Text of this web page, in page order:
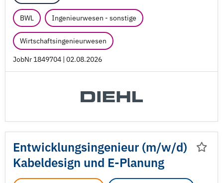
BWL Ingenieurwesen - sonstige
Wirtschaftsingenieurwesen
JobNr 1849704 | 02.08.2026
Entwicklungsingenieur (m/w/d)
Kabeldesign und E-Planung